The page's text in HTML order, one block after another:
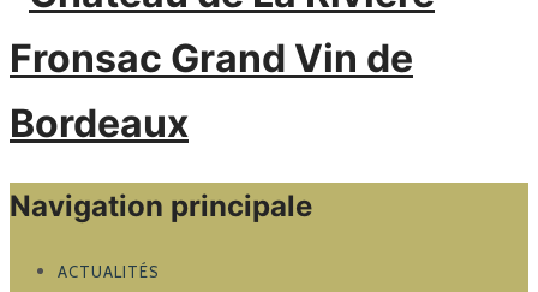
Navigation principale
ACTUALITÉS